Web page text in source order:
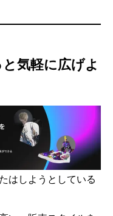
気軽に広げよ
はしようとしている